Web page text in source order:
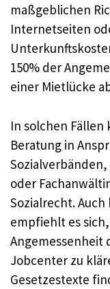
maßgeblichen
Internetseiten
150% der
einer Mietlücke
In solchen
Beratung in
oder
Sozialrecht.
empfiehlt es
Angemessenheit
Jobcenter zu
Gesetzestexte